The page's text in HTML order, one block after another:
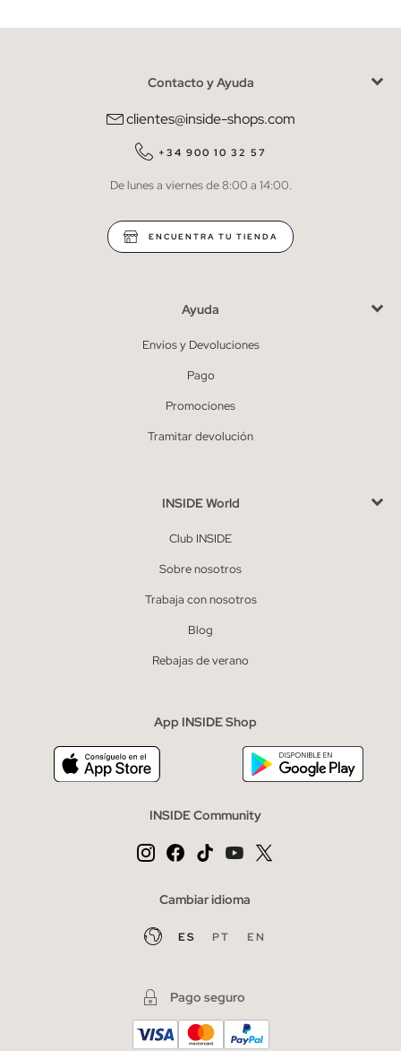
He leído y entiendo lapolítica de privacidad
QUIERO SUSCRIBIRME
* Puedes cancelar la suscripción en cualquier momento.
Contacto y Ayuda
clientes@inside-shops.com
+34 900 10 32 57
De lunes a viernes de 8:00 a 14:00.
ENCUENTRA TU TIENDA
Ayuda
Envíos y Devoluciones
Pago
Promociones
Tramitar devolución
INSIDE World
Club INSIDE
Sobre nosotros
Trabaja con nosotros
Blog
Rebajas de verano
App INSIDE Shop
INSIDE Community
Cambiar idioma
ES PT EN
Pago seguro